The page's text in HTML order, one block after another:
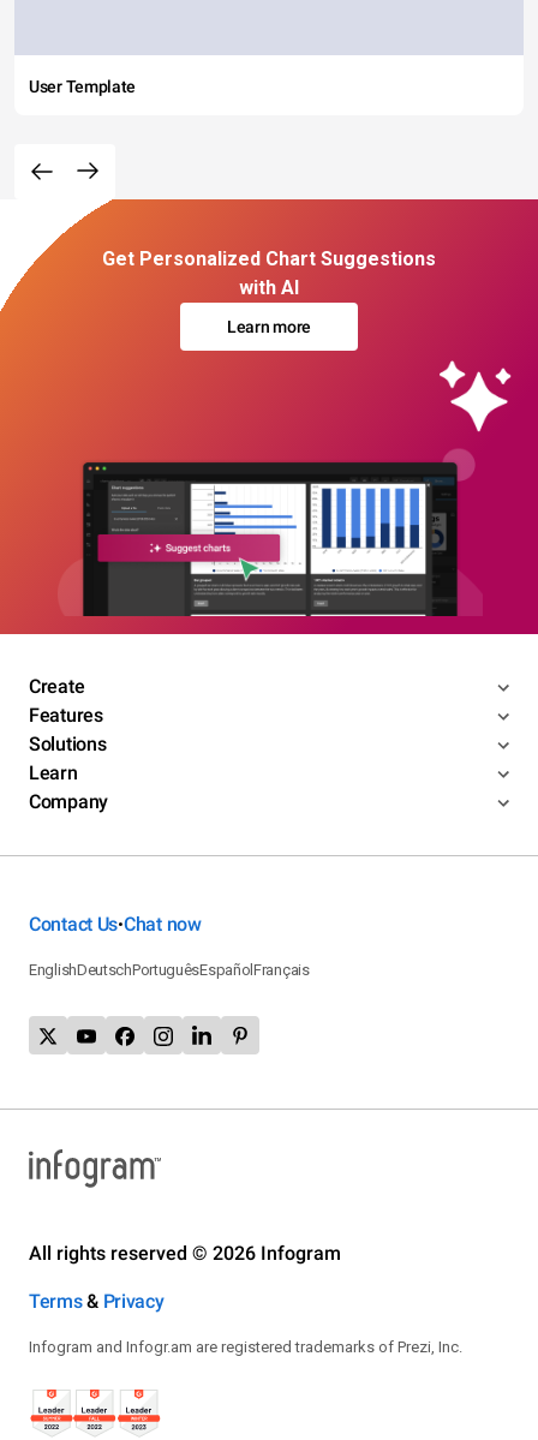
User Template
Get Personalized Chart Suggestions
with AI
Learn more
Create
Features
Solutions
Learn
Company
Contact Us•Chat now
EnglishDeutschPortuguêsEspañolFrançais
All rights reserved © 2026 Infogram
Terms& Privacy
Infogram and Infogr.am are registered trademarks of Prezi, Inc.